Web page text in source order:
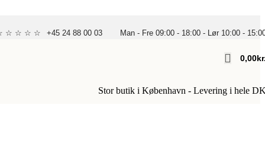
☆ ☆ ☆ ☆ +45 24 88 00 03 Man - Fre 09:00 - 18:00 - Lør 10:00 -
0,00
Stor butik i København - Levering i hele